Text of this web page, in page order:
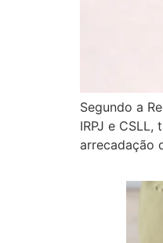
Segundo a
IRPJ e
arrecadação